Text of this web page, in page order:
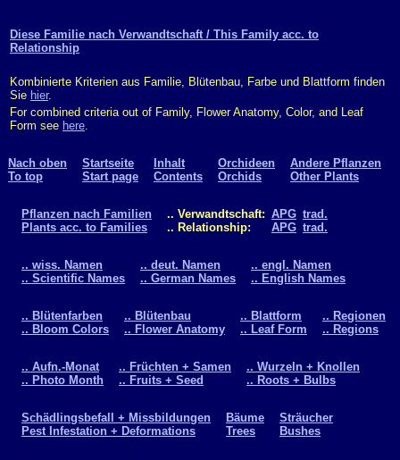
Diese Familie nach Verwandtschaft / This Family acc. to
Relationship
Kombinierte Kriterien aus Familie, Blütenbau, Farbe und Blattform finden
Sie hier.
For combined criteria out of Family, Flower Anatomy, Color, and Leaf
Form see here.
Nach oben
To top
Startseite
Start page
Inhalt
Contents
Orchideen
Orchids
Andere Pflanzen
Other Plants
Pflanzen nach Familien
Plants acc. to Families
.. Verwandtschaft:
.. Relationship:
APG
APG
trad.
trad.
.. wiss. Namen
.. Scientific Names
.. deut. Namen
.. German Names
.. engl. Namen
.. English Names
.. Blütenfarben
.. Bloom Colors
.. Blütenbau
.. Flower Anatomy
.. Blattform
.. Leaf Form
.. Regionen
.. Regions
.. Aufn.-Monat
.. Photo Month
.. Früchten + Samen
.. Fruits + Seed
.. Wurzeln + Knollen
.. Roots + Bulbs
Schädlingsbefall + Missbildungen
Pest Infestation + Deformations
Bäume
Trees
Sträucher
Bushes